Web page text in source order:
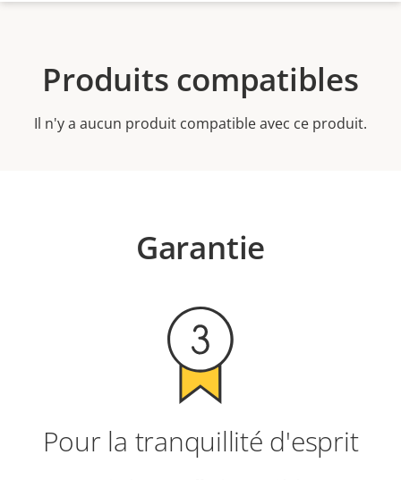
Produits compatibles
Il n'y a aucun produit compatible avec ce produit.
Garantie
Pour la tranquillité d'esprit